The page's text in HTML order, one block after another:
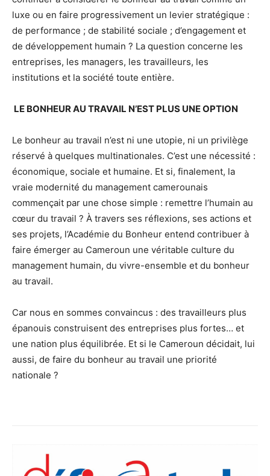
luxe ou en faire progressivement un levier stratégique :
de performance ; de stabilité sociale ; d’engagement et
de développement humain ? La question concerne les
entreprises, les managers, les travailleurs, les
institutions et la société toute entière.
LE BONHEUR AU TRAVAIL N’EST PLUS UNE OPTION
Le bonheur au travail n’est ni une utopie, ni un privilège
réservé à quelques multinationales. C’est une nécessité :
économique, sociale et humaine. Et si, finalement, la
vraie modernité du management camerounais
commençait par une chose simple : remettre l’humain au
cœur du travail ? À travers ses réflexions, ses actions et
ses projets, l’Académie du Bonheur entend contribuer à
faire émerger au Cameroun une véritable culture du
management humain, du vivre-ensemble et du bonheur
au travail.
Car nous en sommes convaincus : des travailleurs plus
épanouis construisent des entreprises plus fortes… et
une nation plus équilibrée. Et si le Cameroun décidait, lui
aussi, de faire du bonheur au travail une priorité
nationale ?